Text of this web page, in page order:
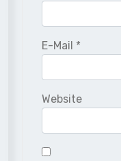
E-Mail *
Website